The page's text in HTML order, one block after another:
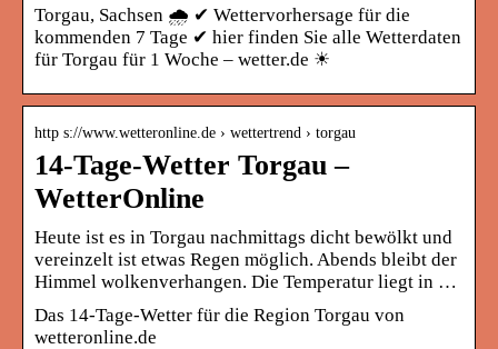
Torgau, Sachsen 🌧️ ✔ Wettervorhersage für die
kommenden 7 Tage ✔ hier finden Sie alle Wetterdaten
für Torgau für 1 Woche – wetter.de ☀
http s://www.wetteronline.de › wettertrend › torgau
14-Tage-Wetter Torgau –
WetterOnline
Heute ist es in Torgau nachmittags dicht bewölkt und
vereinzelt ist etwas Regen möglich. Abends bleibt der
Himmel wolkenverhangen. Die Temperatur liegt in …
Das 14-Tage-Wetter für die Region Torgau von
wetteronline.de